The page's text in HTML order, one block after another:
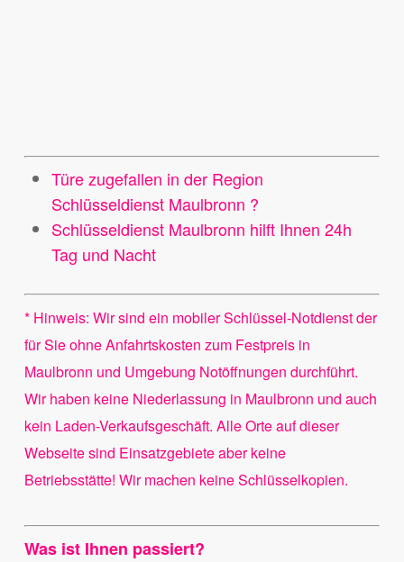
Türe zugefallen in der Region
Schlüsseldienst Maulbronn ?
Schlüsseldienst Maulbronn hilft Ihnen 24h
Tag und Nacht
* Hinweis: Wir sind ein mobiler Schlüssel-Notdienst der
für Sie ohne Anfahrtskosten zum Festpreis in
Maulbronn und Umgebung Notöffnungen durchführt.
Wir haben keine Niederlassung in Maulbronn und auch
kein Laden-Verkaufsgeschäft. Alle Orte auf dieser
Webseite sind Einsatzgebiete aber keine
Betriebsstätte! Wir machen keine Schlüsselkopien.
Was ist Ihnen passiert?